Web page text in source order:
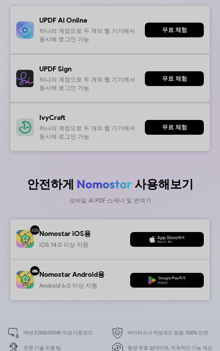
iOS
Android
안드로이드 6.0 이상 지원
안전하게온라인
UPDF AI Online